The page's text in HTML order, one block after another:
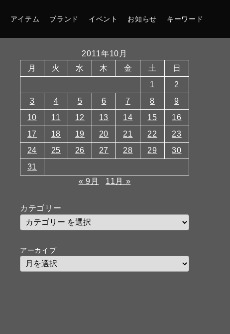
アイテム ブランド イベント お知らせ キーワード
2011年10月
月
火 水 木 金 土
日
1
2
3
4 5 6 7 8
9
10
11 12 13 14 15
16
17
18 19 20 21 22
23
24
25 26 27 28 29
30
31
« 9月
11月 »
カテゴリー
アーカイブ